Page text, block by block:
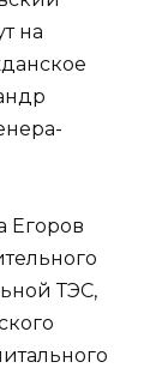
на
Егоров
ТЭС,